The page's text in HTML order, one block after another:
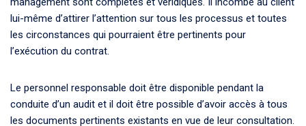
lui-même d’attirer l’attention sur tous les processus et toutes
les circonstances qui pourraient être pertinents pour
l’exécution du contrat.
Le personnel responsable doit être disponible pendant la
conduite d’un audit et il doit être possible d’avoir accès à tous
les documents pertinents existants en vue de leur consultation.